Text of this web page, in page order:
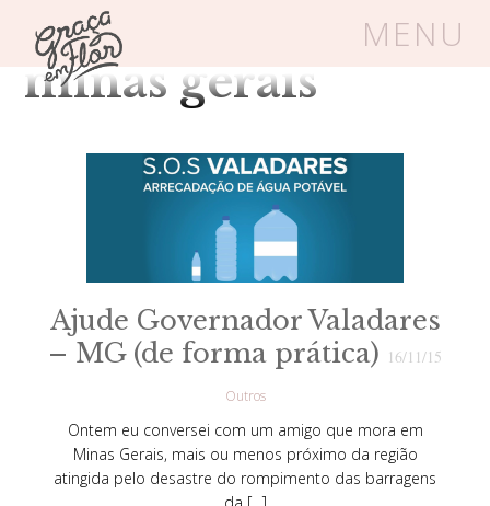
MENU
Um espaço seguro onde mulheres
Carrinho
BLOG
SOBRE
FRUTÍFERAS
Tag Arquivos:
minas gerais
Ajude Governador Valadares
– MG (de forma prática) 16/11/15
Outros
Ontem eu conversei com um amigo que mora em
Minas Gerais, mais ou menos próximo da região
atingida pelo desastre do rompimento das barragens